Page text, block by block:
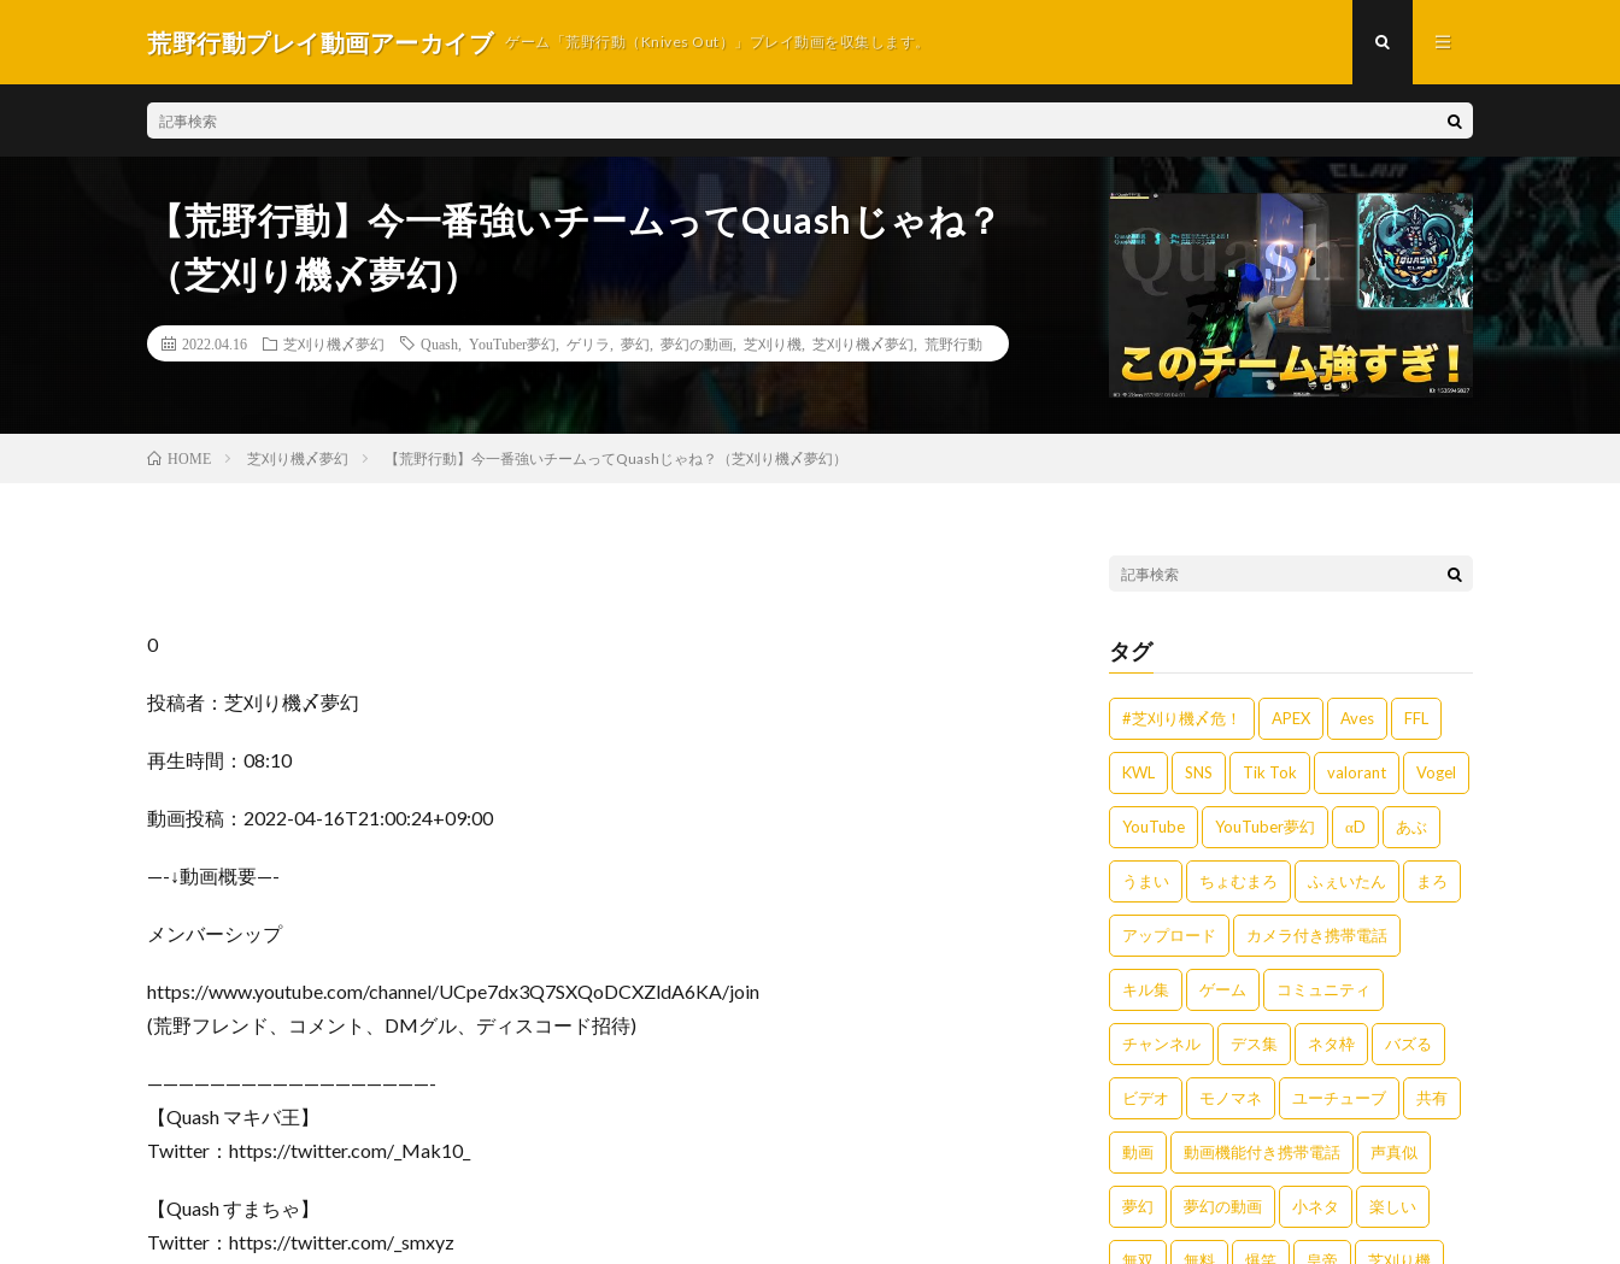
荒野行動プレイ動画アーカイブ ゲーム「荒野行動（Knives Out）」プレイ動画を収集します。
【荒野行動】今一番強いチームってQuashじゃね？
（芝刈り機〆夢幻）
2022.04.16 芝刈り機〆夢幻 Quash YouTuber夢幻 ゲリラ 夢幻 夢幻の動画 芝刈り機 芝刈り機〆夢幻 荒野行動
HOME 芝刈り機〆夢幻 【荒野行動】今一番強いチームってQuashじゃね？（芝刈り機〆夢幻）
0
投稿者：芝刈り機〆夢幻
再生時間：08:10
動画投稿：2022-04-16T21:00:24+09:00
—-↓動画概要—-
メンバーシップ
https://www.youtube.com/channel/UCpe7dx3Q7SXQoDCXZldA6KA/join
(荒野フレンド、コメント、DMグル、ディスコード招待)
——————————————————-
【Quash マキバ王】
Twitter：https://twitter.com/_Mak10_
【Quash すまちゃ】
Twitter：https://twitter.com/_smxyz
タグ
#芝刈り機〆危！ APEX Aves FFL
KWL SNS Tik Tok valorant Vogel
YouTube YouTuber夢幻 αD あぶ
うまい ちょむまろ ふぇいたん まろ
アップロード カメラ付き携帯電話
キル集 ゲーム コミュニティ
チャンネル デス集 ネタ枠 バズる
ビデオ モノマネ ユーチューブ 共有
動画 動画機能付き携帯電話 声真似
夢幻 夢幻の動画 小ネタ 楽しい